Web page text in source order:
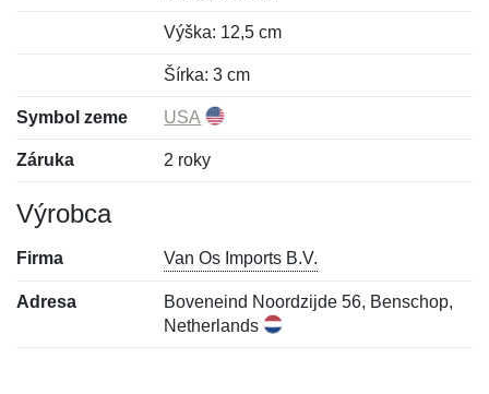
Výška: 12,5 cm
Šírka: 3 cm
Symbol zeme USA
Záruka 2 roky
Výrobca
Firma Van Os Imports B.V.
Adresa
Boveneind Noordzijde 56, Benschop,
Netherlands